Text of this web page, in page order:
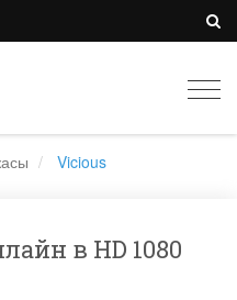
Vicious
в HD 1080